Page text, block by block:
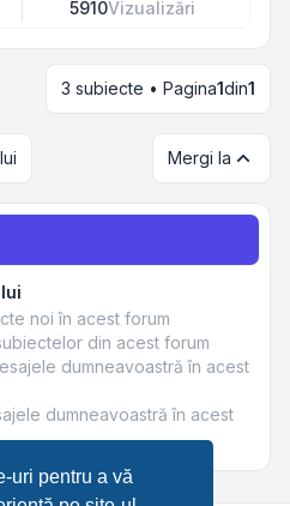
uri pentru a vă
5910Vizualizări
3 subiecte • Pagina1din1
Mergi la
noi în acest forum
din acest forum
dumneavoastră în acest
dumneavoastră în acest